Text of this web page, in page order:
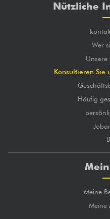
Nützliche
Wer
Unsere
Konsultieren Sie
Häufig
Meine
Meine